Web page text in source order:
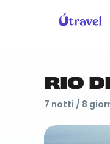
RIO
7 notti / 8